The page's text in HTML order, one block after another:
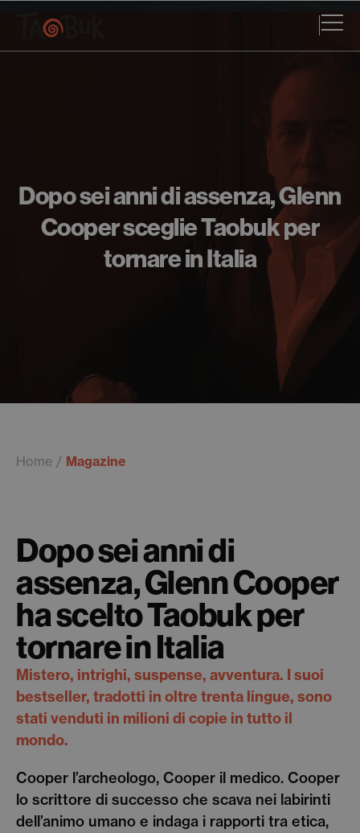
Dopo sei anni di assenza, Glenn
Cooper sceglie Taobuk per
tornare in Italia
Home Magazine
Dopo sei anni di
assenza, Glenn Cooper
ha scelto Taobuk per
tornare in Italia
Mistero, intrighi, suspense, avventura. I suoi
bestseller, tradotti in oltre trenta lingue, sono
stati venduti in milioni di copie in tutto il
mondo.
Cooper l’archeologo, Cooper il medico. Cooper
lo scrittore di successo che scava nei labirinti
dell’animo umano e indaga i rapporti tra etica,